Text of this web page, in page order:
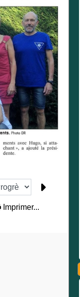
Imprimer...